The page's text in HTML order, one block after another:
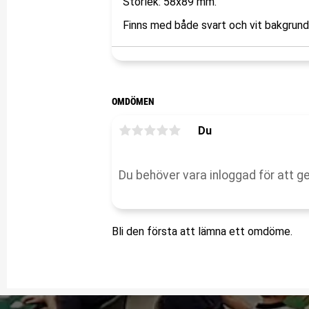
Finns med både svart och vit
OMDÖMEN
Du
Bli den första att lämna ett omdöme.